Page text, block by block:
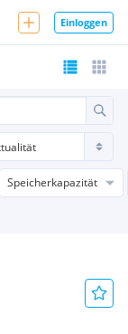
Einloggen
Speicherkapazität